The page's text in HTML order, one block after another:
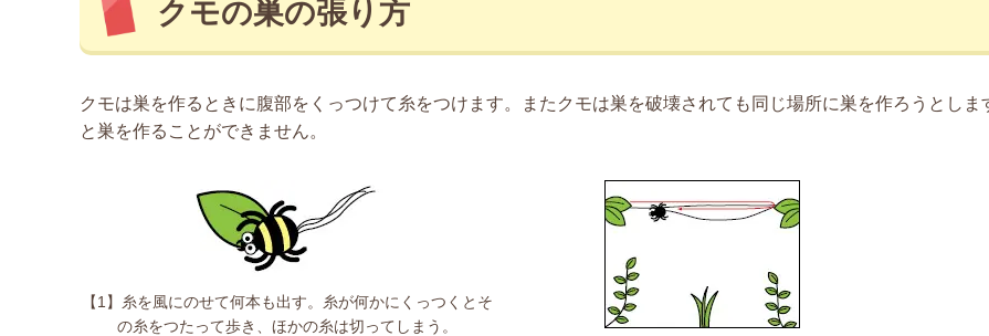
クモの巣の張り方
クモは巣を作るときに腹部をくっつけて糸をつけます。またクモは巣を破壊されても同じ場所に巣を作ろうとし
と巣を作ることができません。
【1】糸を風にのせて何本も出す。糸が何かにくっつくとそ
の糸をつたって歩き、ほかの糸は切ってしまう。